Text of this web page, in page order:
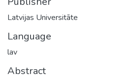
Latvijas Universitāte
Language
lav
Abstract